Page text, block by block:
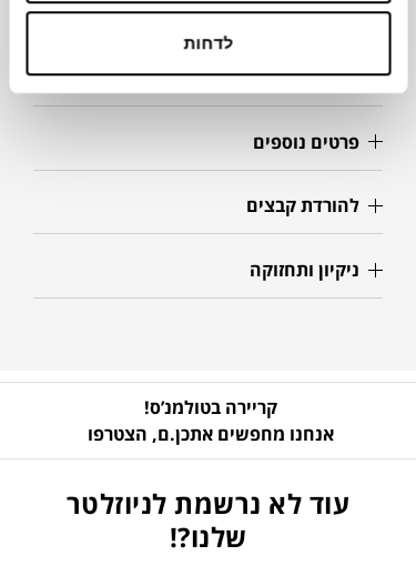
לדחות
מידע על חומרים
מק"ט
פרטים נוספים
להורדת קבצים
ניקיון ותחזוקה
קריירה בטולמנ’ס!
אנחנו מחפשים אתכן.ם, הצטרפו
עוד לא נרשמת לניוזלטר
שלנו?!